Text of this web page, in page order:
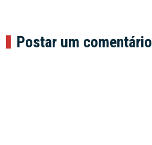
Postar um comentário